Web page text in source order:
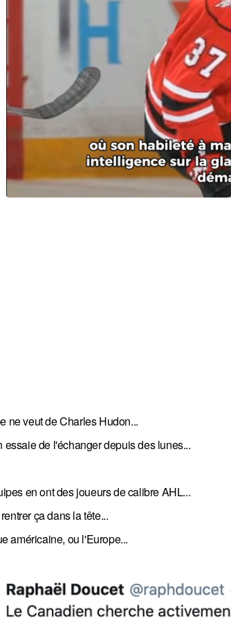
ne veut de Charles Hudon...
essaie de l'échanger depuis des lunes...
en ont des joueurs de calibre AHL...
ça dans la tête...
américaine, ou l'Europe...